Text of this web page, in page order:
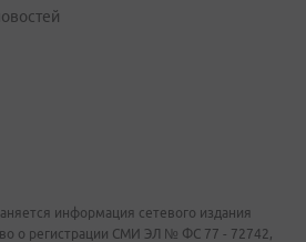
информация сетевого издания
о регистрации СМИ ЭЛ № ФС 77 - 72742,